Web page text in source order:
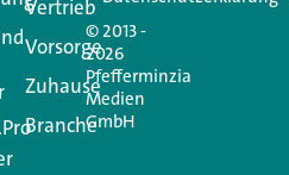
einen
Vertrieb
Vorsorge
Zuhause
Branche
© 2013 -
2026
Pfefferminzia
Medien
GmbH